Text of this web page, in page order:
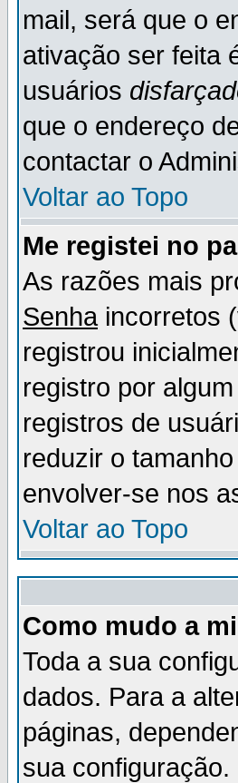
mail, será que o
ativação ser feita
usuários
que o endereço
contactar o
Voltar ao Topo
Me registei no
As razões mais
Senhaincorretos
registrou
registro por
registros de
reduzir o
envolver-se nos
Voltar ao Topo
Como mudo a
Toda a sua
dados. Para a
páginas,
sua configuração.